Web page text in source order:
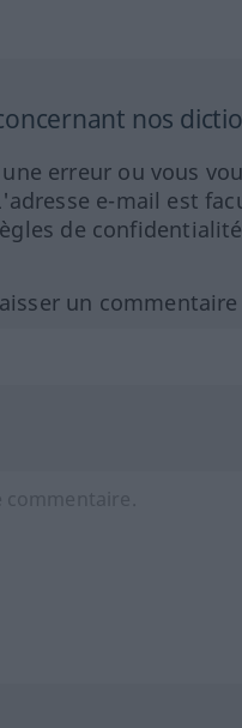
nos
erreur ou vous
e-mail est
de
un